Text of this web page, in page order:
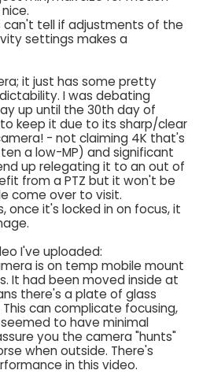
can't tell if adjustments of the
settings makes a
it just has some pretty
I was debating
up until the 30th day of
keep it due to its sharp/clear
- not claiming 4K that's
a low-MP) and significant
up relegating it to an out of
from a PTZ but it won't be
come over to visit.
once it's locked in on focus, it
I've uploaded:
is on temp mobile mount
It had been moved inside at
there's a plate of glass
can complicate focusing,
to have minimal
you the camera "hunts"
when outside. There's
in this video.